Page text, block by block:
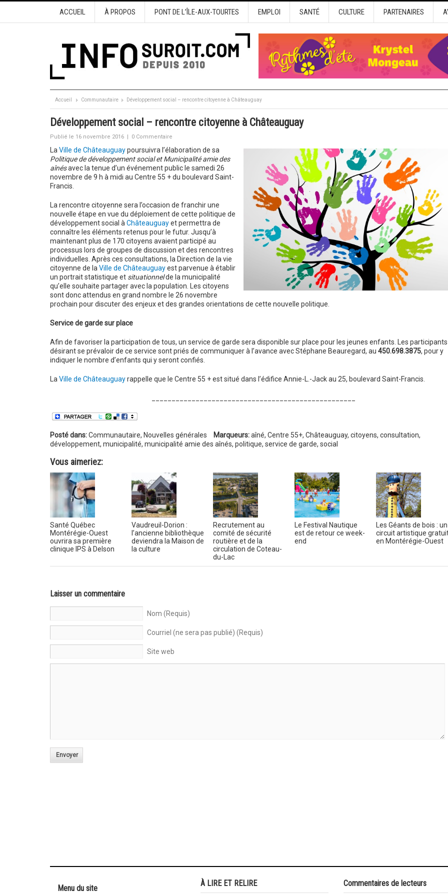
ACCUEIL À PROPOS PONT DE L’ÎLE-AUX-TOURTES EMPLOI SANTÉ CULTURE PARTENAIRES
Accueil Communautaire Développement social – rencontre citoyenne à Châteauguay
Développement social – rencontre citoyenne à Châteauguay
Publié le 16 novembre 2016 | 0 Commentaire
La Ville de Châteauguaypoursuivra l’élaboration de sa
Politique de développement social et Municipalité amie des
aînésavec la tenue d’un événement public le samedi 26
novembre de 9 h à midi au Centre 55 + du boulevard Saint-
Francis.
La rencontre citoyenne sera l’occasion de franchir une
nouvelle étape en vue du déploiement de cette politique de
développement social à Châteauguayet permettra de
connaître les éléments retenus pour le futur. Jusqu’à
maintenant plus de 170 citoyens avaient participé au
processus lors de groupes de discussion et des rencontres
individuelles. Après ces consultations, la Direction de la vie
citoyenne de la Ville de Châteauguayest parvenue à établir
un portrait statistique et situationnelde la municipalité
qu’elle souhaite partager avec la population. Les citoyens
sont donc attendus en grand nombre le 26 novembre
prochain pour discuter des enjeux et des grandes orientations de cette nouvelle politique.
Service de garde sur place
Afin de favoriser la participation de tous, un service de garde sera disponible sur place pour les jeunes enfants. Les participants
désirant se prévaloir de ce service sont priés de communiquer à l’avance avec Stéphane Beauregard, au 450.698.3875, pour y
indiquer le nombre d’enfants qui y seront confiés.
La Ville de Châteauguayrappelle que le Centre 55 + est situé dans l’édifice Annie-L.-Jack au 25, boulevard Saint-Francis.
Posté dans:Communautaire, Nouvelles générales Marqueurs: aîné, Centre 55+, Châteauguay, citoyens, consultation,
développement, municipalité, municipalité amie des aînés, politique, service de garde, social
Vous aimeriez:
Santé Québec
Montérégie-Ouest
ouvrira sa première
clinique IPS à Delson
Vaudreuil-Dorion :
l’ancienne bibliothèque
deviendra la Maison de
la culture
Recrutement au
comité de sécurité
routière et de la
circulation de Coteau-
du-Lac
Le Festival Nautique
est de retour ce week-
end
Les Géants de bois : un
circuit artistique
en Montérégie-Ouest
Laisser un commentaire
Nom (Requis)
Courriel (ne sera pas publié) (Requis)
Site web
Envoyer
Menu du site
À LIRE ET RELIRE Commentaires de lecteurs